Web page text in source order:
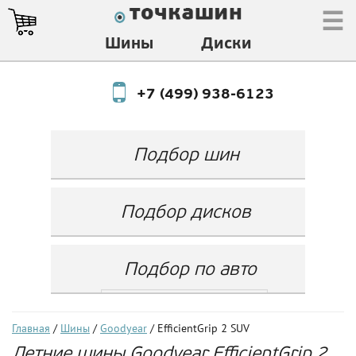
Шины Диски
☰
+7 (499) 938-6123
Подбор шин
Любой
Любой
Show
Подбор дисков
Ширина Любой
Любой
LZ Любой
Подбор по авто
Год
Главная / Шины / Goodyear / EfficientGrip 2 SUV